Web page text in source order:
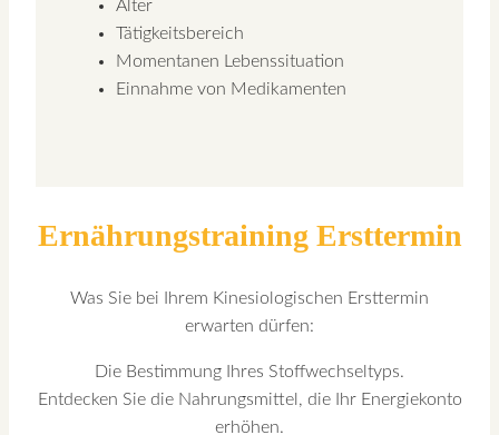
Alter
Tätigkeitsbereich
Momentanen Lebenssituation
Einnahme von Medikamenten
Ernährungstraining Ersttermin
Was Sie bei Ihrem Kinesiologischen Ersttermin
erwarten dürfen:
Die Bestimmung Ihres Stoffwechseltyps.
Entdecken Sie die Nahrungsmittel, die Ihr Energiekonto
erhöhen.